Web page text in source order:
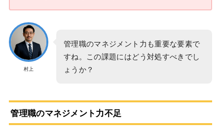
村上
管理職のマネジメント力も重要な要素で
すね。この課題にはどう対処すべきでし
ょうか？
管理職のマネジメント力不足